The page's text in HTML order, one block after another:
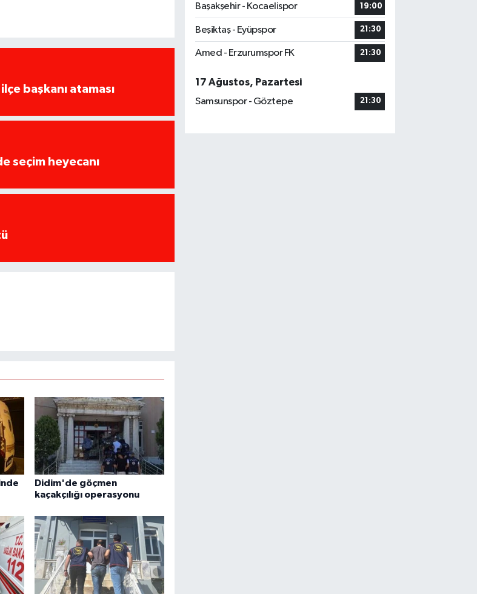
başkanı ataması
seçim heyecanı
Didim'de göçmen
kaçakçılığı operasyonu
Başakşehir - Kocaelispor
19:00
Beşiktaş - Eyüpspor 21:30
Amed - Erzurumspor FK 21:30
17 Ağustos, Pazartesi
Samsunspor - Göztepe
21:30